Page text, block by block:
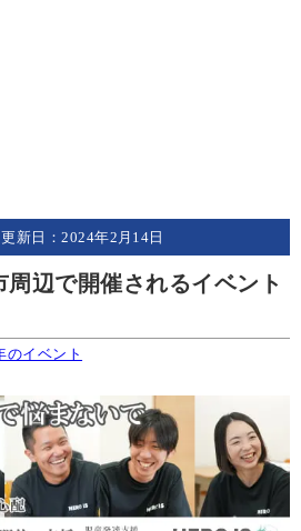
新日：2024年2月14日
周辺で開催されるイベント
のイベント